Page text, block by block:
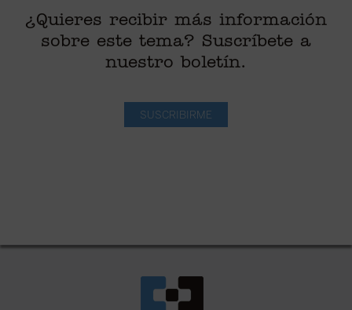
¿Quieres recibir más información
sobre este tema? Suscríbete a
nuestro boletín.
SUSCRIBIRME